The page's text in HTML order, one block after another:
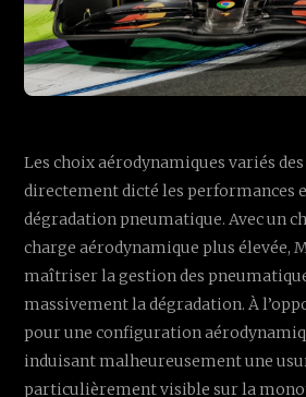
Les choix aérodynamiques variés
directement dicté les performances
dégradation pneumatique. Avec un
charge aérodynamique plus élevée,
maîtriser la gestion des
massivement la dégradation. À
pour une configuration
induisant malheureusement une
particulièrement visible sur la